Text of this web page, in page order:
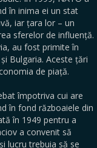
în inima ei un stat
iar țara lor – un
sferelor de influență.
au fost primite în
Bulgaria. Aceste țări
de piață.
împotriva cui are
în fond războaiele din
în 1949 pentru a
a convenit să
lucru trebuia să se